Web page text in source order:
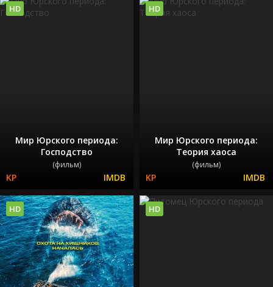
Мир Юрского периода:
Господство
(фильм)
HD
Мир Юрского периода:
Теория хаоса
(фильм)
HD
HD HD